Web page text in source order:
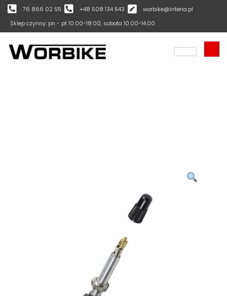
76 866 02 55 +48 508 134 543
worbike@interia.pl
Sklep czynny: pn - pt 10:00-18:00, sobota 10:00-14:00